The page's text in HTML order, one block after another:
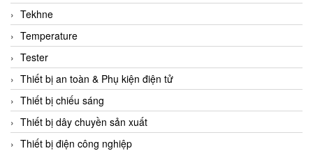
CAREL Parts
CCS
CD Automation
CEAG Sicherheitst
CEIA Vietnam
Celduc Vietnam
Cemb
Tekhne
Temperature
Tester
Thiết bị an toàn & Phụ kiện điện tử
Thiết bị chiếu sáng
Thiết bị dây chuyền sản xuất
Thiết bị điện công nghiệp